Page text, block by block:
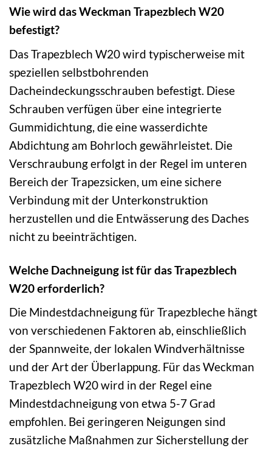
Wie wird das Weckman Trapezblech W20
befestigt?
Das Trapezblech W20 wird typischerweise mit
speziellen selbstbohrenden
Dacheindeckungsschrauben befestigt. Diese
Schrauben verfügen über eine integrierte
Gummidichtung, die eine wasserdichte
Abdichtung am Bohrloch gewährleistet. Die
Verschraubung erfolgt in der Regel im unteren
Bereich der Trapezsicken, um eine sichere
Verbindung mit der Unterkonstruktion
herzustellen und die Entwässerung des Daches
nicht zu beeinträchtigen.
Welche Dachneigung ist für das Trapezblech
W20 erforderlich?
Die Mindestdachneigung für Trapezbleche hängt
von verschiedenen Faktoren ab, einschließlich
der Spannweite, der lokalen Windverhältnisse
und der Art der Überlappung. Für das Weckman
Trapezblech W20 wird in der Regel eine
Mindestdachneigung von etwa 5-7 Grad
empfohlen. Bei geringeren Neigungen sind
zusätzliche Maßnahmen zur Sicherstellung der